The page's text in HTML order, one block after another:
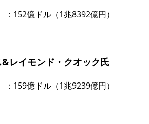
：152億ドル（1兆8392億円）
レイモンド・クオック氏
：159億ドル（1兆9239億円）